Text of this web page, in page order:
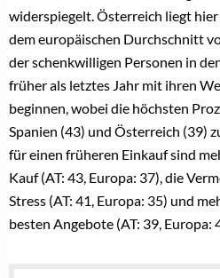
widerspiegelt. Österreich liegt
dem europäischen Durchschnitt
der schenkwilligen Personen in
früher als letztes Jahr mit ihren
beginnen, wobei die höchsten
Spanien (43) und Österreich (39)
für einen früheren Einkauf sind
Kauf (AT: 43, Europa: 37), die
Stress (AT: 41, Europa: 35) und
besten Angebote (AT: 39, Europa: